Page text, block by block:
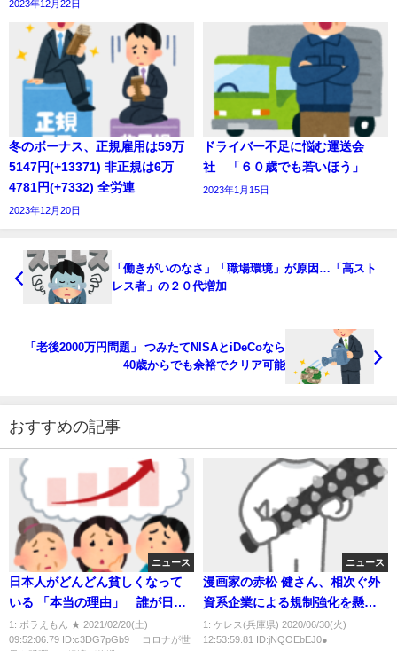
2023年12月22日
冬のボーナス、正規雇用は59万
5147円(+13371) 非正規は6万
4781円(+7332) 全労連
2023年12月20日
ドライバー不足に悩む運送会
社 「６０歳でも若いほう」
2023年1月15日
「働きがいのなさ」「職場環境」が原因…「高スト
レス者」の２０代増加
「老後2000万円問題」 つみたてNISAとiDeCoなら
40歳からでも余裕でクリア可能
おすすめの記事
ニュース
日本人がどんどん貧しくなって
いる 「本当の理由」 誰が日本
をここまで凋落させたのか？
1: ボラえもん ★ 2021/02/20(土)
09:52:06.79 ID:c3DG7pGb9 コロナが世
ニュース
漫画家の赤松 健さん、相次ぐ外
資系企業による規制強化を懸
念 国会に表現の自由を訴え
1: ケレス(兵庫県) 2020/06/30(火)
12:53:59.81 ID:jNQOEbEJ0●